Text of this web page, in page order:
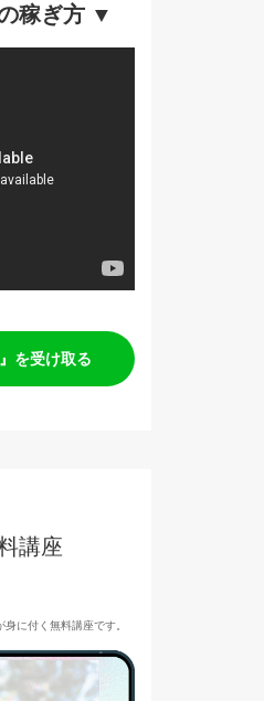
稼ぎ方 ▼
を受け取る
講座
に付く無料講座です。